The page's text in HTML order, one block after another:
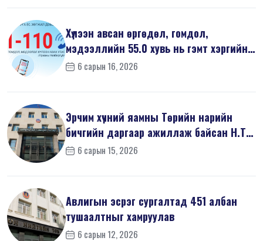
Хүлээн авсан өргөдөл, гомдол,
мэдээллийн 55.0 хувь нь гэмт хэргийн
шин...
6 сарын 16, 2026
Эрчим хүчний яамны Төрийн нарийн
бичгийн даргаар ажиллаж байсан Н.Т
на...6 сарын 15, 2026
Авлигын эсрэг сургалтад 451 албан
тушаалтныг хамруулав
6 сарын 12, 2026